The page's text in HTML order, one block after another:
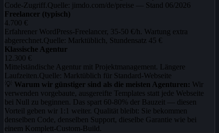
Code-Zugriff.Quelle: jimdo.com/de/preise — Stand 06/2026
Freelancer (typisch)
4.700 €
Erfahrener WordPress-Freelancer, 35-50 €/h. Wartung extra
abgerechnet.Quelle: Marktüblich, Stundensatz 45 €
Klassische Agentur
12.300 €
Mittelständische Agentur mit Projektmanagement. Längere
Laufzeiten.Quelle: Marktüblich für Standard-Webseite
💡 Warum wir günstiger sind als die meisten Agenturen: Wir
verwenden vorgebaute, ausgereifte Templates statt jede Webseite
bei Null zu beginnen. Das spart 60-80% der Bauzeit — diesen
Vorteil geben wir 1:1 weiter. Qualität bleibt: Sie bekommen
denselben Code, denselben Support, dieselbe Garantie wie bei
einem Komplett-Custom-Build.